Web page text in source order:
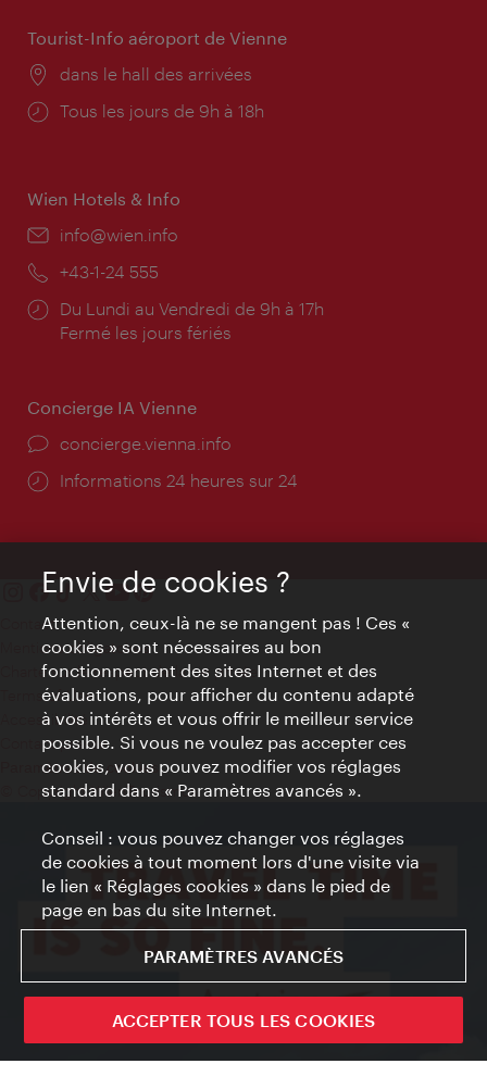
Tourist-Info aéroport de Vienne
Lieu:
dans le hall des arrivées
Horaires
Tous les jours de 9h à 18h
Wien Hotels & Info
E-
info@wien.info
Téléphone:
+43-1-24 555
Horaires
d'ouverture:
Du Lundi au Vendredi de 9h à 17h
Fermé les jours fériés
Concierge IA Vienne
Ort:
concierge.vienna.info
Öffnungszeiten:
Informations 24 heures sur 24
Contact
Mentions obligatoires
Charte sur le respect de la vie privée
Terms of Use
Accessibilité
Contact presse
Paramètres de cookies
© Copyright WienTourismus
Envie de cookies ?
Attention, ceux-là ne se mangent pas ! Ces «
cookies » sont nécessaires au bon
fonctionnement des sites Internet et des
évaluations, pour afficher du contenu adapté
à vos intérêts et vous offrir le meilleur service
possible. Si vous ne voulez pas accepter ces
cookies, vous pouvez modifier vos réglages
standard dans « Paramètres avancés ».
Conseil : vous pouvez changer vos réglages
de cookies à tout moment lors d'une visite via
le lien « Réglages cookies » dans le pied de
page en bas du site Internet.
PARAMÈTRES AVANCÉS
ACCEPTER TOUS LES COOKIES